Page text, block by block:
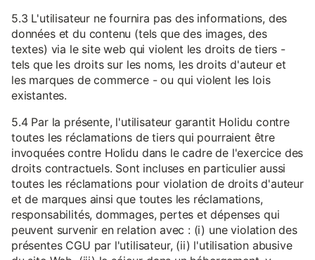
5.3 L'utilisateur ne fournira pas des informations, des
données et du contenu (tels que des images, des
textes) via le site web qui violent les droits de tiers -
tels que les droits sur les noms, les droits d'auteur et
les marques de commerce - ou qui violent les lois
existantes.
5.4 Par la présente, l'utilisateur garantit Holidu contre
toutes les réclamations de tiers qui pourraient être
invoquées contre Holidu dans le cadre de l'exercice des
droits contractuels. Sont incluses en particulier aussi
toutes les réclamations pour violation de droits d'auteur
et de marques ainsi que toutes les réclamations,
responsabilités, dommages, pertes et dépenses qui
peuvent survenir en relation avec : (i) une violation des
présentes CGU par l'utilisateur, (ii) l'utilisation abusive